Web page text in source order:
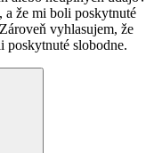
a že mi boli poskytnuté
vyhlasujem, že
poskytnuté slobodne.